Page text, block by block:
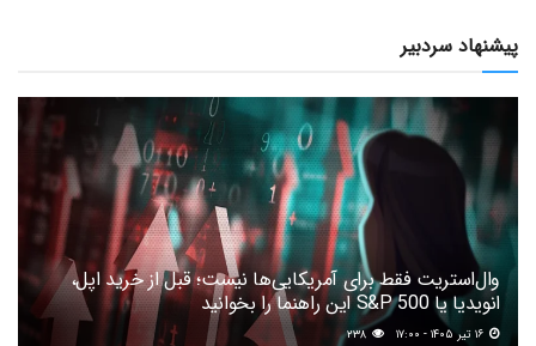
پیشنهاد سردبیر
وال‌استریت فقط برای آمریکایی‌ها نیست؛ قبل از خرید اپل،
انویدیا یا S&P 500 این راهنما را بخوانید
۲۳۸